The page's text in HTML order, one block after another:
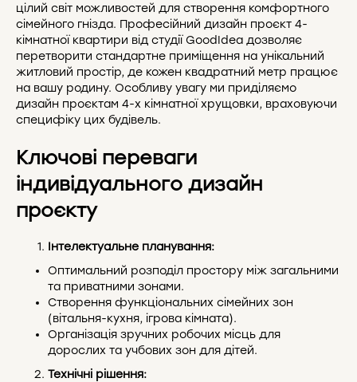
цілий світ можливостей для створення комфортного
сімейного гнізда. Професійний дизайн проєкт 4-
кімнатної квартири від студії GoodIdea дозволяє
перетворити стандартне приміщення на унікальний
житловий простір, де кожен квадратний метр працює
на вашу родину. Особливу увагу ми приділяємо
дизайн проєктам 4-х кімнатної хрущовки, враховуючи
специфіку цих будівель.
Ключові переваги
індивідуального дизайн
проєкту
Інтелектуальне планування:
Оптимальний розподіл простору між загальними
та приватними зонами.
Створення функціональних сімейних зон
(вітальня-кухня, ігрова кімната).
Організація зручних робочих місць для
дорослих та учбових зон для дітей.
Технічні рішення: